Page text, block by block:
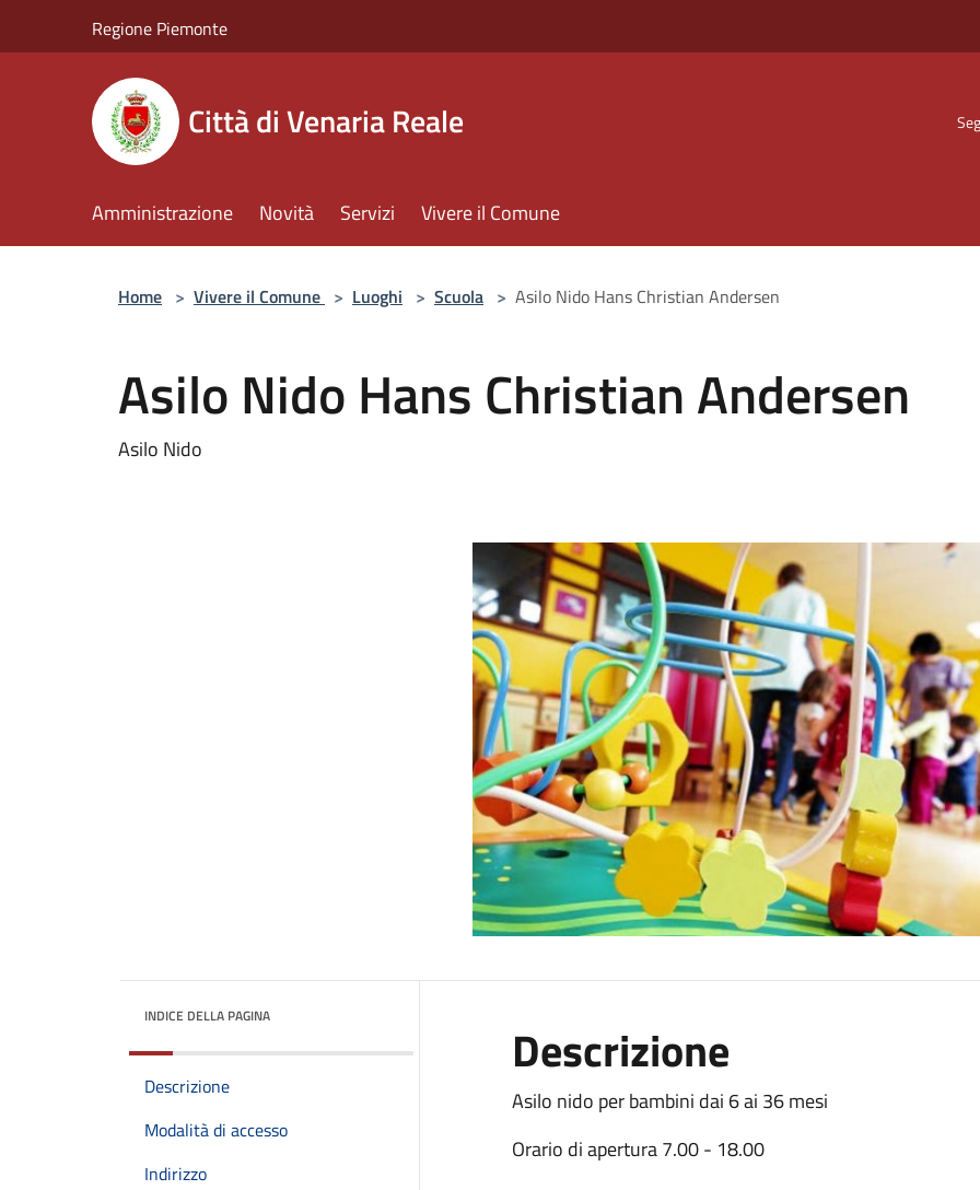
Regione Piemonte
Città di Venaria Reale
Amministrazione Novità Servizi Vivere il Comune
Home > Vivere il Comune > Luoghi > Scuola > Asilo Nido Hans Christian Andersen
Asilo Nido Hans Christian Andersen
Asilo Nido
INDICE DELLA PAGINA
Descrizione
Modalità di accesso
Indirizzo
Descrizione
Asilo nido per bambini dai 6 ai 36 mesi
Orario di apertura 7.00 - 18.00